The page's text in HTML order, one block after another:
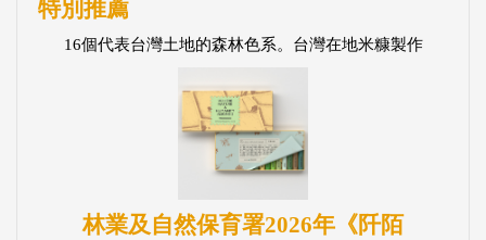
特別推薦
16個代表台灣土地的森林色系。台灣在地米糠製作
林業及自然保育署2026年《阡陌